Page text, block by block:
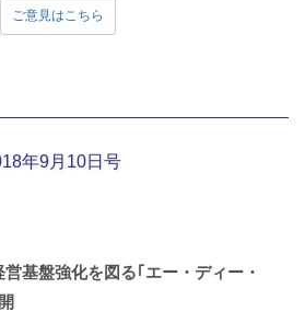
ご意見はこちら
年9月10日号
基盤強化を図る｢エー・ディー・